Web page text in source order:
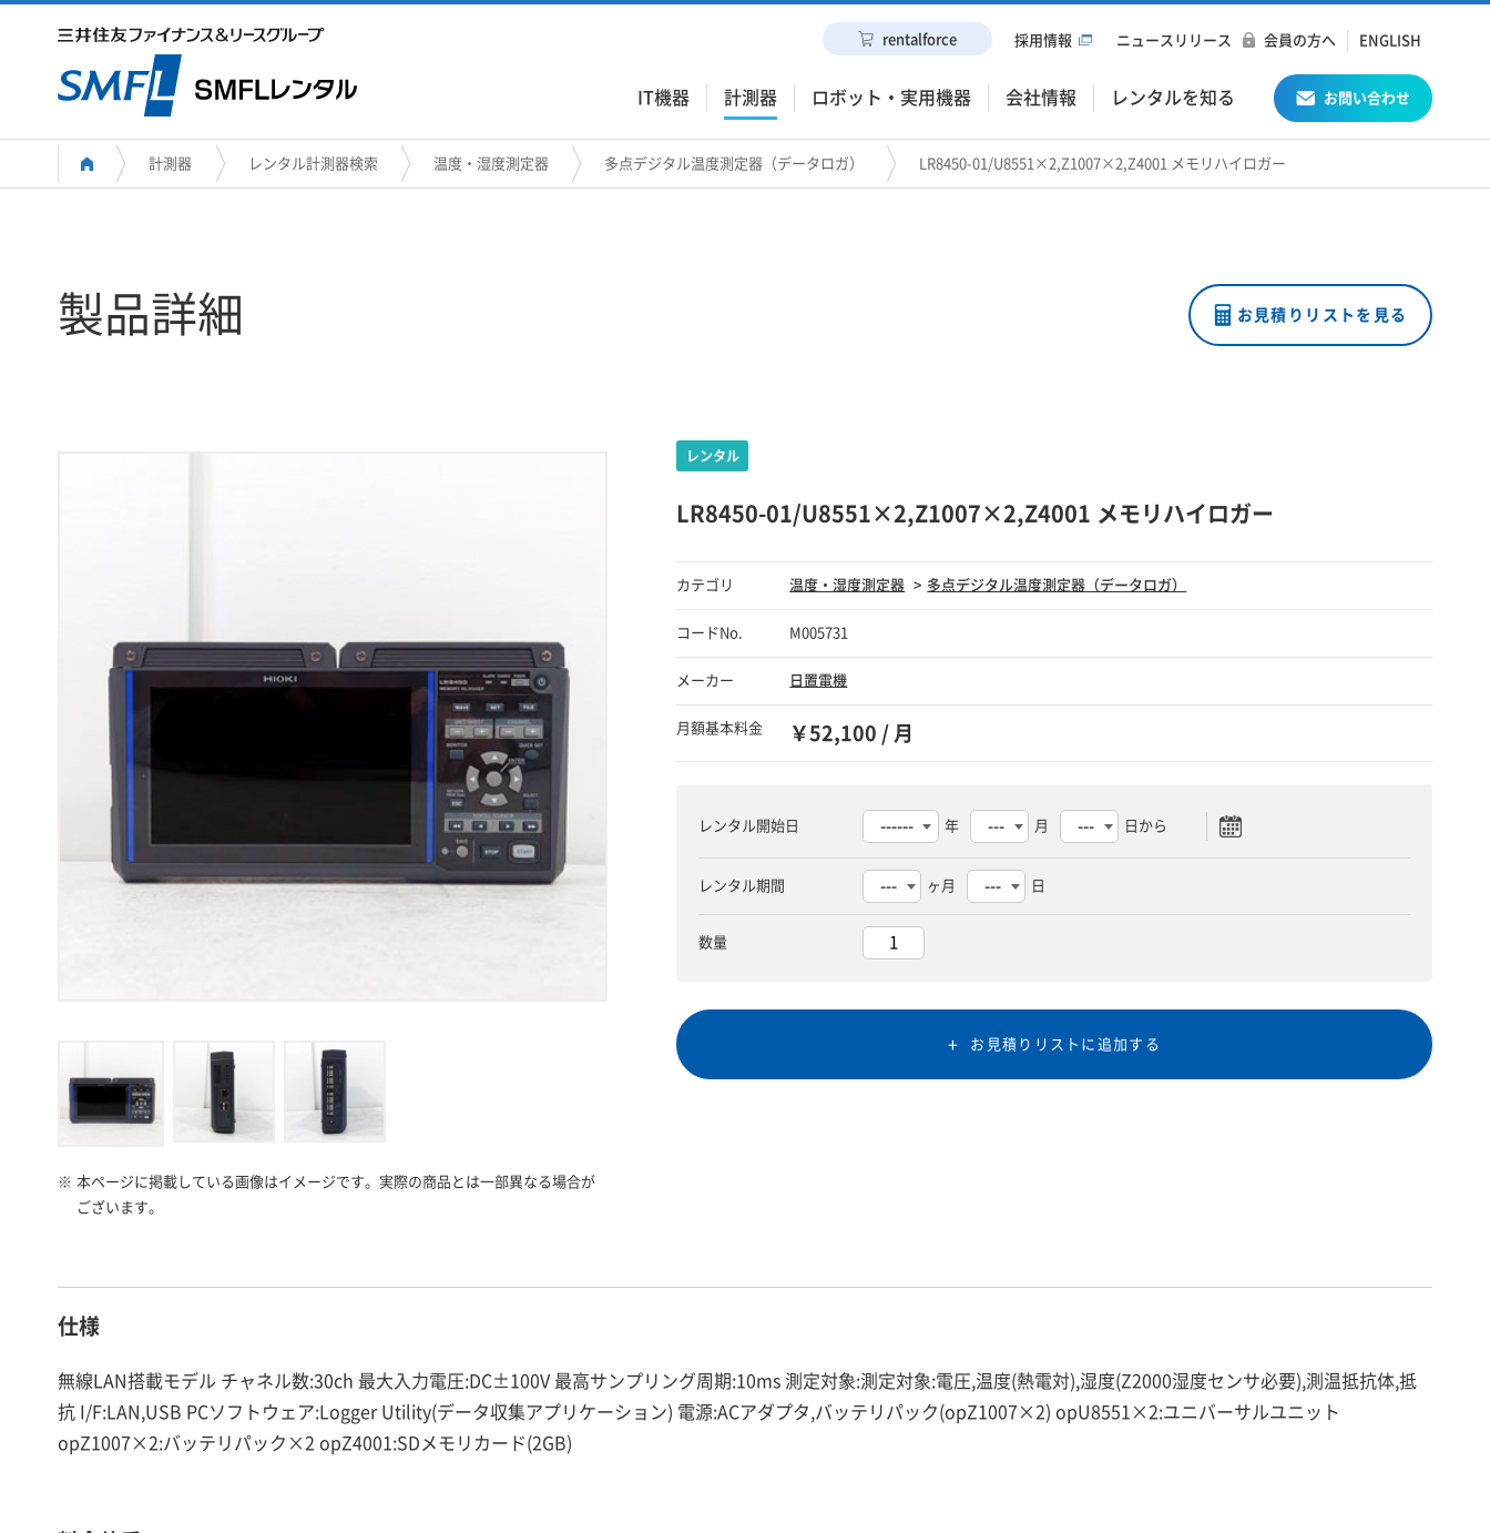
IT機器 計測器 ロボット・実用機器 会社情報 レンタルを知る お問い合わせ
rentalforce 採用情報 ニュースリリース 会員の方へ ENGLISH
計測器 レンタル計測器検索 温度・湿度測定器 多点デジタル温度測定器（データロガ） LR8450-01/U8551×2,Z1007×2,Z4001 メモリハイロガー
製品詳細 お見積りリストを見る
※ 本ページに掲載している画像はイメージです。実際の商品とは一部異なる場合が
ございます。
LR8450-01/U8551×2,Z1007×2,Z4001 メモリハイロガー
カテゴリ 温度・湿度測定器 多点デジタル温度測定器（データロガ）
コードNo. M005731
メーカー 日置電機
月額基本料金 ￥52,100 / 月
レンタル開始日 年 月 日から
レンタル期間 ヶ月 日
数量
お見積りリストに追加する
仕様
無線LAN搭載モデル チャネル数:30ch 最大入力電圧:DC±100V 最高サンプリング周期:10ms 測定対象:測定対象:電圧,温度(熱電対),湿度(Z2000湿度センサ必要),測温抵抗体,抵
抗 I/F:LAN,USB PCソフトウェア:Logger Utility(データ収集アプリケーション) 電源:ACアダプタ,バッテリパック(opZ1007×2) opU8551×2:ユニバーサルユニット
opZ1007×2:バッテリパック×2 opZ4001:SDメモリカード(2GB)